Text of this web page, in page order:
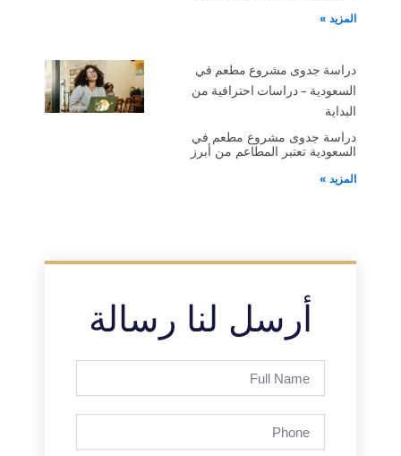
المزيد »
دراسة جدوى مشروع مطعم في
السعودية – دراسات احترافية من
البداية
دراسة جدوى مشروع مطعم في
السعودية تعتبر المطاعم من أبرز
المزيد »
أرسل لنا رسالة
Name